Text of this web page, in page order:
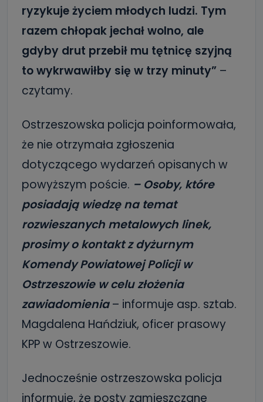
ryzykuje życiem młodych ludzi. Tym
razem chłopak jechał wolno, ale
gdyby drut przebił mu tętnicę szyjną
to wykrwawiłby się w trzy minuty” –
czytamy.
Ostrzeszowska policja poinformowała,
że nie otrzymała zgłoszenia
dotyczącego wydarzeń opisanych w
powyższym poście. – Osoby, które
posiadają wiedzę na temat
rozwieszanych metalowych linek,
prosimy o kontakt z dyżurnym
Komendy Powiatowej Policji w
Ostrzeszowie w celu złożenia
zawiadomienia – informuje asp. sztab.
Magdalena Hańdziuk, oficer prasowy
KPP w Ostrzeszowie.
Jednocześnie ostrzeszowska policja
informuje, że posty zamieszczane